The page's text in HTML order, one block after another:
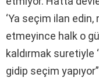
‘Ya seçim ilan
etmeyince halk o
kaldırmak suretiyle
gidip seçim